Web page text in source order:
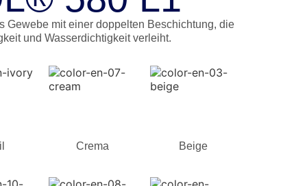
Gewebe mit einer doppelten Beschichtung, die
und Wasserdichtigkeit verleiht.
Crema Beige